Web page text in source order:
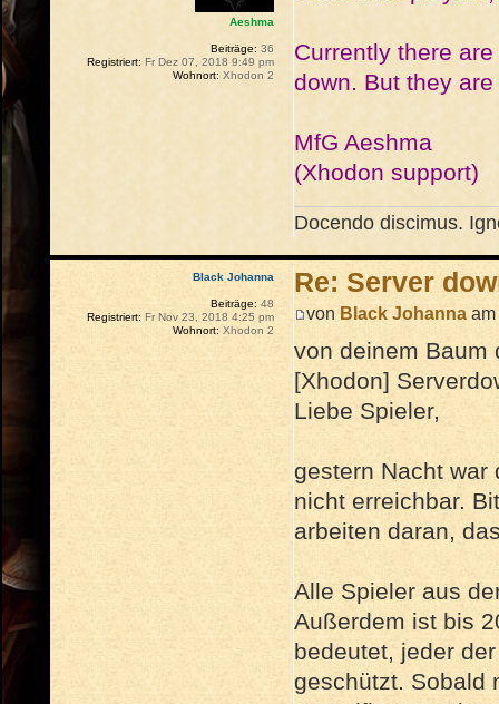
Currently there
down. But they
MfG Aeshma
(Xhodon support)
Docendo discimus.
Aeshma
Beiträge: 36
Registriert: Fr Dez 07, 2018 9:49 pm
Wohnort: Xhodon 2
Re: Server
von Black Johannaam
von deinem Baum
[Xhodon]
Liebe Spieler,
gestern Nacht war
nicht erreichbar.
arbeiten daran,
Alle Spieler aus
Außerdem ist bis
bedeutet, jeder
geschützt. Sobald
Black Johanna
Beiträge: 48
Registriert: Fr Nov 23, 2018 4:25 pm
Wohnort: Xhodon 2